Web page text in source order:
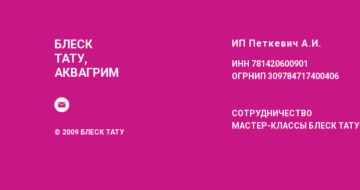
БЛЕСК
ТАТУ,
АКВАГРИМ
© 2009 БЛЕСК ТАТУ
ИП Петкевич А.И.
ИНН 781420600901
ОГРНИП 309784717400406
СОТРУДНИЧЕСТВО
МАСТЕР-КЛАССЫ БЛЕСК ТАТУ